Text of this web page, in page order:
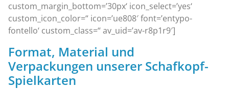
custom_margin_bottom=’30px‘ icon_select=’yes‘
custom_icon_color=“ icon=’ue808′ font=’entypo-
fontello‘ custom_class=“ av_uid=’av-r8p1r9′]
Format, Material und
Verpackungen unserer Schafkopf-
Spielkarten